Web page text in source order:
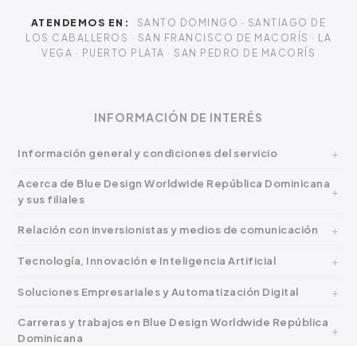
ATENDEMOS EN:
SANTO DOMINGO · SANTIAGO DE
LOS CABALLEROS · SAN FRANCISCO DE MACORÍS · LA
VEGA · PUERTO PLATA · SAN PEDRO DE MACORÍS
INFORMACIÓN DE INTERÉS
Información general y condiciones del servicio
Acerca de Blue Design Worldwide República Dominicana
y sus filiales
Relación con inversionistas y medios de comunicación
Tecnología, Innovación e Inteligencia Artificial
Soluciones Empresariales y Automatización Digital
Carreras y trabajos en Blue Design Worldwide República
Dominicana